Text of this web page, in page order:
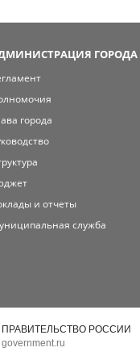
ГОРОДА
города
и отчеты
служба
ПРАВИТЕЛЬСТВО РОССИИ
government.ru